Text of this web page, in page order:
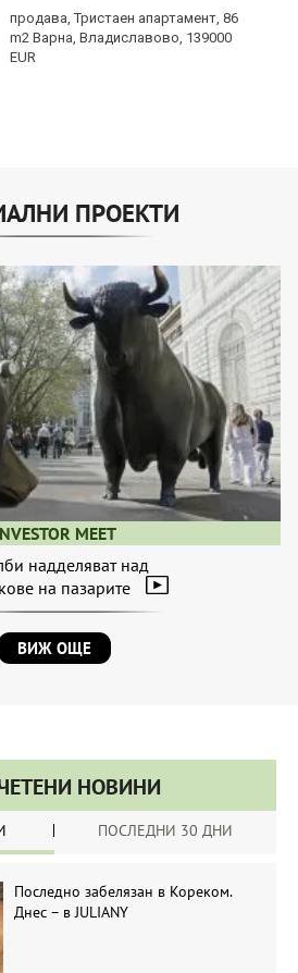
продава, Тристаен апартамент, 86
m2 Варна, Владиславово, 139000
EUR
ПРОЕКТИ
MEET
надделяват над
на пазарите
ВИЖ ОЩЕ
НОВИНИ
ПОСЛЕДНИ 30 ДНИ
Последно забелязан в Кореком.
Днес – в JULIANY